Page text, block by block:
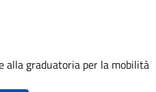
alla graduatoria per la mobilità